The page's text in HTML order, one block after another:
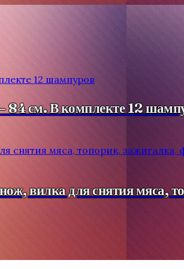
см. В комплекте 12
вилка для снятия мяса,